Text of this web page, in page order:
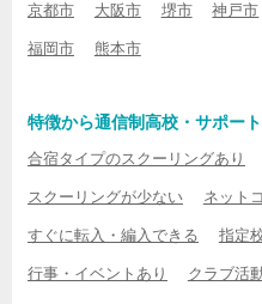
京都市 大阪市 堺市 神戸市
福岡市 熊本市
特徴から通信制高校・サポー
合宿タイプのスクーリングあり
スクーリングが少ない ネット
すぐに転入・編入できる 指定
行事・イベントあり クラブ活